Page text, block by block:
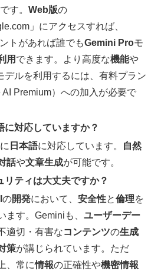
す。Web版の
」にアクセスすれば、
トがあれば誰でもGemini Proモ
用 できます。より高度な機能や
デルを利用するには、有料プラン
AI Premium）への加入が必要で
対応していますか？
日本語に対応しています。 自然
話や文章生成が可能です。
ティは大丈夫ですか？
の開発において、安全性と倫理を
ます。Geminiも、ユーザーデー
適切・有害なコンテンツの生成
策が講じられています。ただ
、常に情報の正確性や機密情報